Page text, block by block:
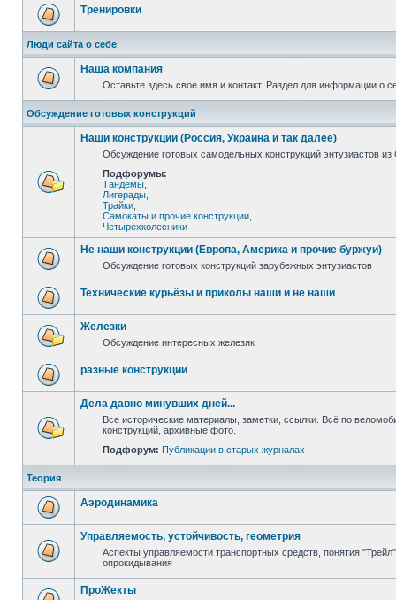
Тренировки
Люди сайта о себе
Наша компания
Оставьте здесь свое имя и контакт. Раздел для информации о
Обсуждение готовых конструкций
Наши конструкции (Россия, Украина и так далее)
Обсуждение готовых самодельных конструкций энтузиастов
Подфорумы:
Тандемы
Лигерады
Трайки
Самокаты и прочие конструкции
Четырехколесники
Не наши конструкции (Европа, Америка и прочие буржуи)
Обсуждение готовых конструкций зарубежных энтузиастов
Технические курьёзы и приколы наши и не наши
Железки
Обсуждение интересных железяк
разные конструкции
Дела давно минувших дней...
Все исторические материалы, заметки, ссылки. Всё по
конструкций, архивные фото.
Подфорум: Публикации в старых журналах
Теория
Аэродинамика
Управляемость, устойчивость, геометрия
Аспекты управляемости транспортных средств, понятия
опрокидывания
ПроЖекты